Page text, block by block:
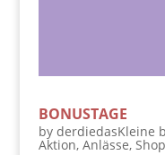
BONUSTAGE
by derdiedasKleine
Aktion, Anlässe, Shop